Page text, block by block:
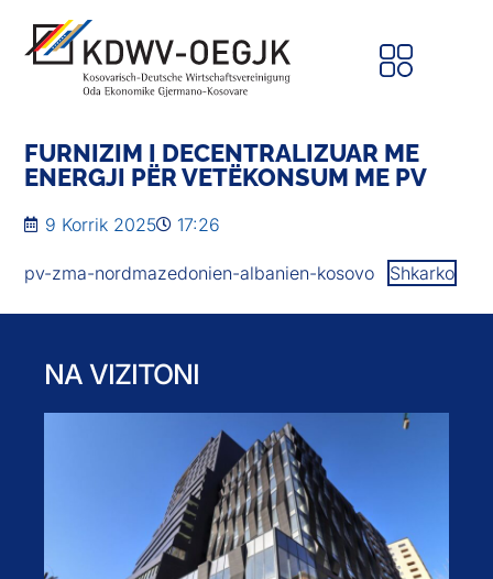
FURNIZIM I DECENTRALIZUAR ME
ENERGJI PËR VETËKONSUM ME PV
9 Korrik 2025 17:26
pv-zma-nordmazedonien-albanien-kosovo Shkarko
NA VIZITONI